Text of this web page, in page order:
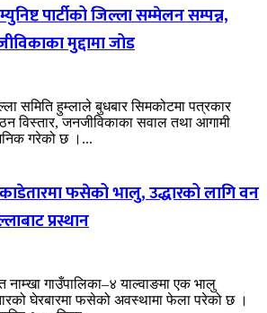
पार्टीको जिल्ला सम्मेलन सम्पन्न,
मुद्दामा जोड
समिति हुम्लाले बुधबार सिमकोटमा पत्रकार
विस्तार, जनजीविकाका सवाल तथा आगामी
गरेको छ ।...
फसेको भालु, उद्धारको लागि वन
प्रस्थान
नाम्खा गाउँपालिका–४ याल्वाङमा एक भालु
घेरबारमा फसेको अवस्थामा फेला परेको छ ।